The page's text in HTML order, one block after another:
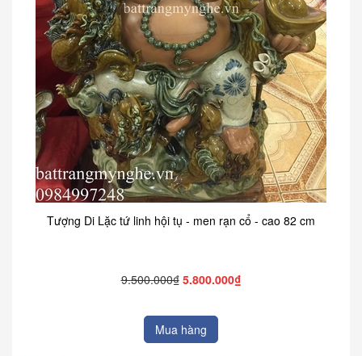
Tượng Di Lặc tứ linh hội tụ - men rạn cổ - cao 82 cm
9.500.000₫ 5.800.000₫
Mua hàng